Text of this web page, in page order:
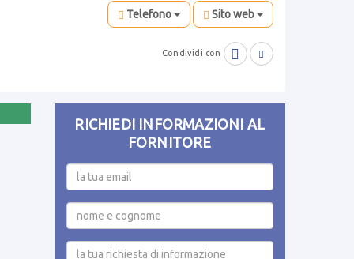
Telefono Sito web
Condividi con  
RICHIEDI INFORMAZIONI AL
FORNITORE